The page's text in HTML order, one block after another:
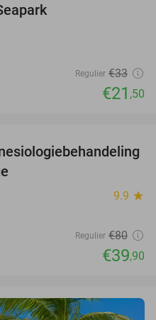
Regulier €33
€21 ,50
50%
9.9 star
Regulier €80
€39,90